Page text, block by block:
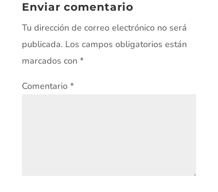
Enviar comentario
Tu dirección de correo electrónico no será
publicada. Los campos obligatorios están
marcados con *
Comentario *